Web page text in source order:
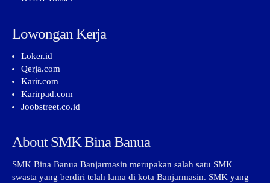
Lowongan Kerja
Loker.id
Qerja.com
Karir.com
Karirpad.com
Joobstreet.co.id
About SMK Bina Banua
SMK Bina Banua Banjarmasin merupakan salah satu SMK
swasta yang berdiri telah lama di kota Banjarmasin. SMK yang